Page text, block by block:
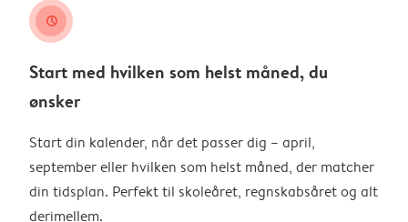
clock
Start med hvilken som helst måned, du
ønsker
Start din kalender, når det passer dig – april,
september eller hvilken som helst måned, der matcher
din tidsplan. Perfekt til skoleåret, regnskabsåret og alt
derimellem.